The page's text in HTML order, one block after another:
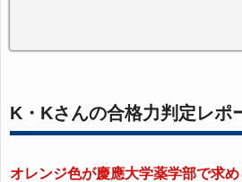
K・Kさんの合格力判定レポ
オレンジ色が慶應大学薬学部で求